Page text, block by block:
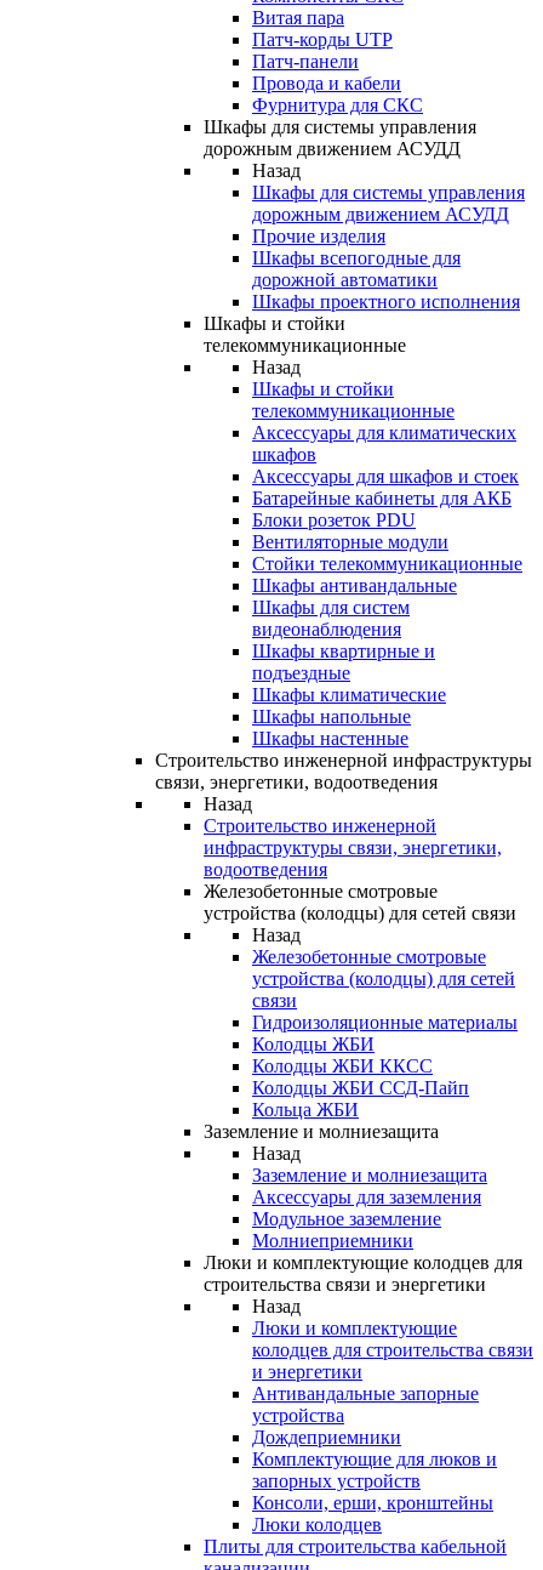
Витая пара
Патч-корды UTP
Патч-панели
Провода и кабели
Фурнитура для СКС
Шкафы для системы управления
дорожным движением АСУДД
Назад
Шкафы для системы управления
дорожным движением АСУДД
Прочие изделия
Шкафы всепогодные для
дорожной автоматики
Шкафы проектного исполнения
Шкафы и стойки
телекоммуникационные
Назад
Шкафы и стойки
телекоммуникационные
Аксессуары для климатических
шкафов
Аксессуары для шкафов и стоек
Батарейные кабинеты для АКБ
Блоки розеток PDU
Вентиляторные модули
Стойки телекоммуникационные
Шкафы антивандальные
Шкафы для систем
видеонаблюдения
Шкафы квартирные и
подъездные
Шкафы климатические
Шкафы напольные
Шкафы настенные
Строительство инженерной инфраструктуры
связи, энергетики, водоотведения
Назад
Строительство инженерной
инфраструктуры связи, энергетики,
водоотведения
Железобетонные смотровые
устройства (колодцы) для сетей связи
Назад
Железобетонные смотровые
устройства (колодцы) для сетей
связи
Гидроизоляционные материалы
Колодцы ЖБИ
Колодцы ЖБИ ККСС
Колодцы ЖБИ ССД-Пайп
Кольца ЖБИ
Заземление и молниезащита
Назад
Заземление и молниезащита
Аксессуары для заземления
Модульное заземление
Молниеприемники
Люки и комплектующие колодцев для
строительства связи и энергетики
Назад
Люки и комплектующие
колодцев для строительства связи
и энергетики
Антивандальные запорные
устройства
Дождеприемники
Комплектующие для люков и
запорных устройств
Консоли, ерши, кронштейны
Люки колодцев
Плиты для строительства кабельной